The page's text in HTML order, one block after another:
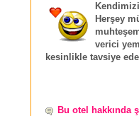
Herşey
verici
kesinlikle tavsiye
Bu otel hakkında